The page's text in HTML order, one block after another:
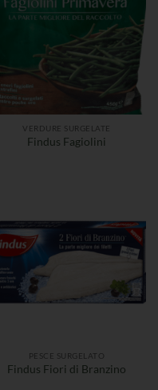
VERDURE SURGELATE
Findus Fagiolini
PESCE SURGELATO
Findus Fiori di Branzino